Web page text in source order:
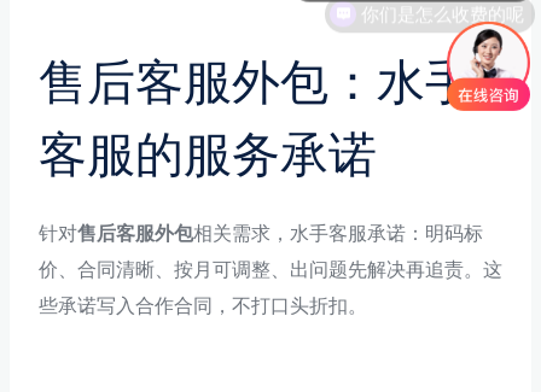
售后客服外包：水手
客服的服务承诺
针对售后客服外包相关需求，水手客服承诺：明码标
价、合同清晰、按月可调整、出问题先解决再追责。这
些承诺写入合作合同，不打口头折扣。